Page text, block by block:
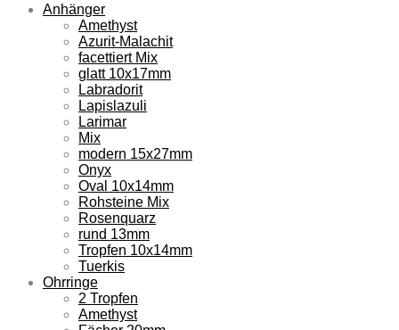
Anhänger
Amethyst
Azurit-Malachit
facettiert Mix
glatt 10x17mm
Labradorit
Lapislazuli
Larimar
Mix
modern 15x27mm
Onyx
Oval 10x14mm
Rohsteine Mix
Rosenquarz
rund 13mm
Tropfen 10x14mm
Tuerkis
Ohrringe
2 Tropfen
Amethyst